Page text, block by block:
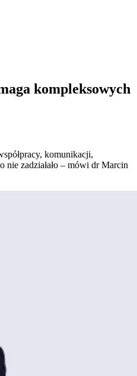
kompleksowych
komunikacji,
zadziałało – mówi dr Marcin